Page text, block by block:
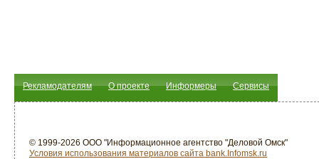
Рекламодателям О проекте Информеры Сервисы
© 1999-2026 ООО "Информационное агентство "Деловой Омск"
Условия использования материалов сайта bank.Infomsk.ru